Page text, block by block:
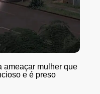
ameaçar mulher que
e é preso